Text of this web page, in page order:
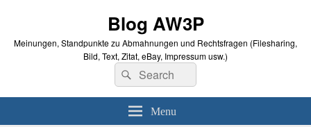
Blog AW3P
Meinungen, Standpunkte zu Abmahnungen und Rechtsfragen (Filesharing,
Bild, Text, Zitat, eBay, Impressum usw.)
Search
for:
Suche
Menu